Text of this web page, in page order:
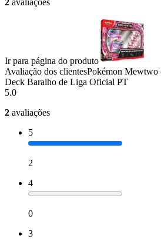
Ir para página do produto
Avaliação dos clientesPokémon Mewtwo
Deck Baralho de Liga Oficial PT
5.0
2 avaliações
5
2
4
0
3